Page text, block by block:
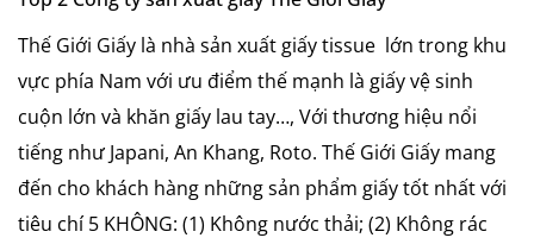
Thế Giới Giấy là nhà sản xuất giấy tissue lớn trong khu
vực phía Nam với ưu điểm thế mạnh là giấy vệ sinh
cuộn lớn và khăn giấy lau tay…, Với thương hiệu nổi
tiếng như Japani, An Khang, Roto. Thế Giới Giấy mang
đến cho khách hàng những sản phẩm giấy tốt nhất với
tiêu chí 5 KHÔNG: (1) Không nước thải; (2) Không rác